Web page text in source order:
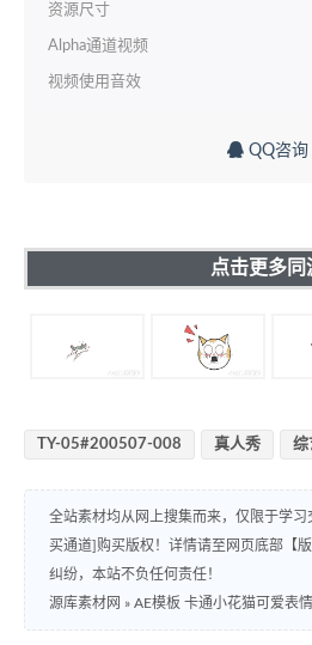
资源尺寸
Alpha通道视频
视频使用音效
QQ咨询
点击更多同
TY-05#200507-008 真人秀 综
全站素材均从网上搜集而来，仅限于学
买通道]购买版权！详情请至网页底部【
纠纷，本站不负任何责任！
源库素材网 » AE模板 卡通小花猫可爱表